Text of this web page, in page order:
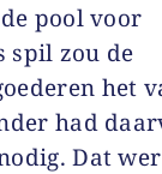
pool voor
spil zou de
het
had
Dat